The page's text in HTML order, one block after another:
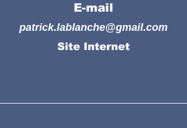
E-mail
patrick.lablanche@gmail.com
Site Internet